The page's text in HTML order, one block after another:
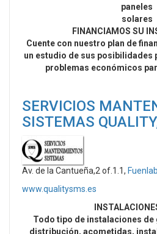
paneles
solares
FINANCIAMOS SU
Cuente con nuestro plan de
un estudio de sus posibilidades
problemas económicos
SERVICIOS
SISTEMAS
Av. de la Cantueña,2 of.1.1,
www.qualitysms.es
Todo tipo de instalaciones de
distribución, acometidas,